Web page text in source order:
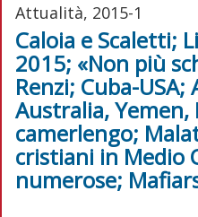
Attualità, 2015-1
Caloia e Scaletti;
2015; «Non più
Renzi; Cuba-
Australia,
camerlengo;
cristiani in Medio
numerose;